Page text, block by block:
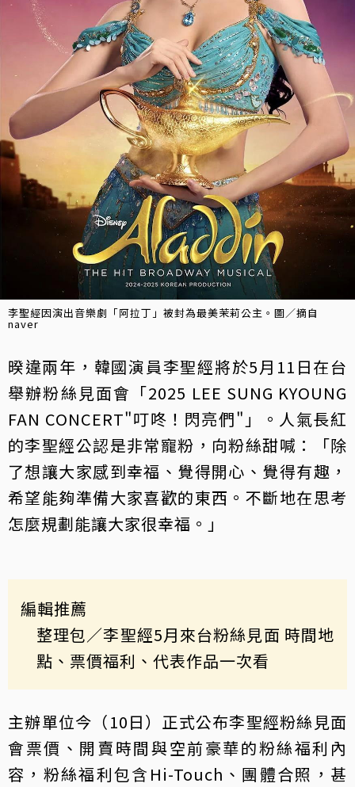
李聖經因演出音樂劇「阿拉丁」被封為最美茉莉公主。圖／摘自
naver
暌違兩年，韓國演員李聖經將於5月11日在台
舉辦粉絲見面會「2025 LEE SUNG KYOUNG
FAN CONCERT"叮咚！閃亮們"」。人氣長紅
的李聖經公認是非常寵粉，向粉絲甜喊：「除
了想讓大家感到幸福、覺得開心、覺得有趣，
希望能夠準備大家喜歡的東西。不斷地在思考
怎麼規劃能讓大家很幸福。」
編輯推薦
整理包／李聖經5月來台粉絲見面 時間地
點、票價福利、代表作品一次看
主辦單位今（10日）正式公布李聖經粉絲見面
會票價、開賣時間與空前豪華的粉絲福利內
容，粉絲福利包含Hi-Touch、團體合照，甚